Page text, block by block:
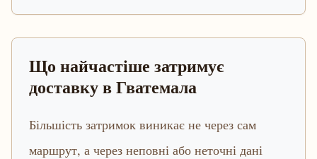
Що найчастіше затримує
доставку в Гватемала
Більшість затримок виникає не через сам
маршрут, а через неповні або неточні дані